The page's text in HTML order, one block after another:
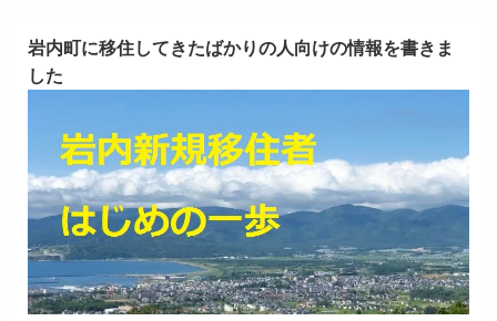
岩内町に移住してきたばかりの人向けの情報を書きま
した